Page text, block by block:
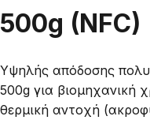
500g (NFC)
Υψηλής απόδοσης
500g για βιομηχανική
θερμική αντοχή